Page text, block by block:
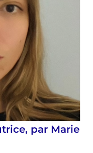
par Marie